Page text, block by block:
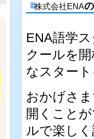
株式会社ENA
ENA語学
クールを
なスター
おかげさ
開くこと
ルで楽し